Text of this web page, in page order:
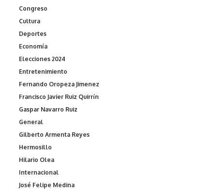
Congreso
Cultura
Deportes
Economía
Elecciones 2024
Entretenimiento
Fernando Oropeza Jimenez
Francisco Javier Ruiz Quirrín
Gaspar Navarro Ruiz
General
Gilberto Armenta Reyes
Hermosillo
Hilario Olea
Internacional
José Felipe Medina